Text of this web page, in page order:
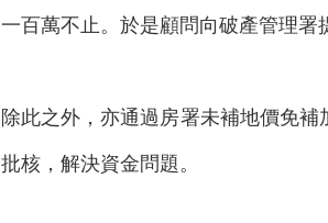
一百萬不止。於是顧問向破產管理署
除此之外，亦通過房署未補地價免
批核，解決資金問題。